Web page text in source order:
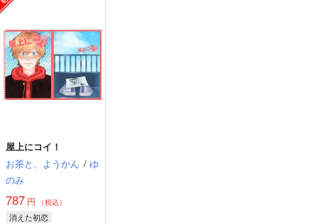
屋上にコイ！
お茶と、ようかん / ゆ
のみ
787 円 （税込）
消えた初恋